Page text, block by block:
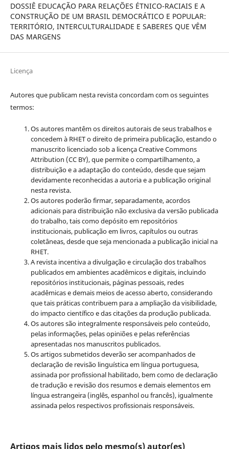
DOSSIÊ EDUCAÇÃO PARA RELAÇÕES ÉTNICO-RACIAIS E A
CONSTRUÇÃO DE UM BRASIL DEMOCRÁTICO E POPULAR:
TERRITÓRIO, INTERCULTURALIDADE E SABERES QUE VÊM
DAS MARGENS
Licença
Autores que publicam nesta revista concordam com os seguintes
termos:
Os autores mantêm os direitos autorais de seus trabalhos e
concedem à RHET o direito de primeira publicação, estando o
manuscrito licenciado sob a licençaCreative Commons
Attribution (CC BY), que permite o compartilhamento, a
distribuição e a adaptação do conteúdo, desde que sejam
devidamente reconhecidas a autoria e a publicação original
nesta revista.
Os autores poderão firmar, separadamente, acordos
adicionais para distribuição não exclusiva da versão publicada
do trabalho, tais como depósito em repositórios
institucionais, publicação em livros, capítulos ou outras
coletâneas, desde que seja mencionada a publicação inicial na
RHET.
A revista incentiva a divulgação e circulação dos trabalhos
publicados em ambientes acadêmicos e digitais, incluindo
repositórios institucionais, páginas pessoais, redes
acadêmicas e demais meios de acesso aberto, considerando
que tais práticas contribuem para a ampliação da visibilidade,
do impacto científico e das citações da produção publicada.
Os autores são integralmente responsáveis pelo conteúdo,
pelas informações, pelas opiniões e pelas referências
apresentadas nos manuscritos publicados.
Os artigos submetidos deverão ser acompanhados de
declaração de revisão linguística em língua portuguesa,
assinada por profissional habilitado, bem como de declaração
de tradução e revisão dos resumos e demais elementos em
língua estrangeira (inglês, espanhol ou francês), igualmente
assinada pelos respectivos profissionais responsáveis.
Artigos mais lidos pelo mesmo(s) autor(es)